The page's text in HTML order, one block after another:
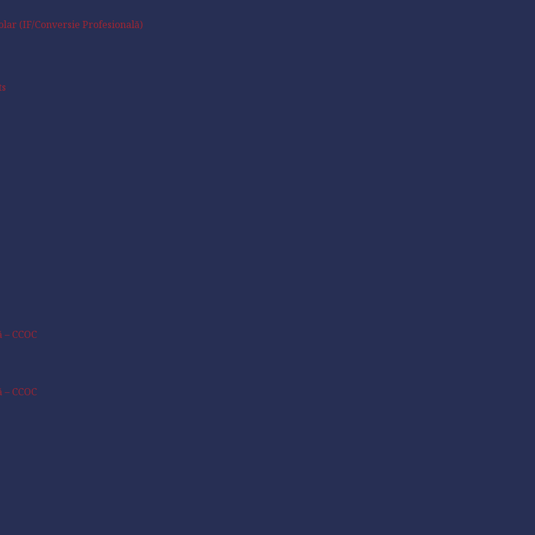
CCOC
(IF/Conversie Profesională)
CCOC